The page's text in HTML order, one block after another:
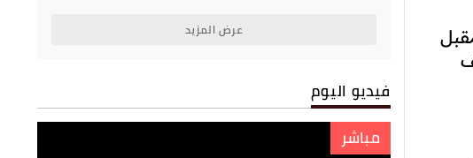
عرض المزيد
فيديو اليوم
مباشر